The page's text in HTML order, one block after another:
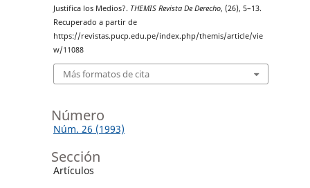
Justifica los Medios?. THEMIS Revista De Derecho, (26), 5–13.
Recuperado a partir de
https://revistas.pucp.edu.pe/index.php/themis/article/vie
w/11088
Más formatos de cita
Número
Núm. 26 (1993)
Sección
Artículos